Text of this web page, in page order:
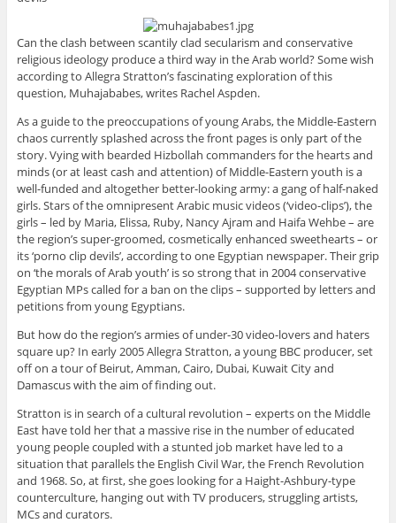
Can the clash between scantily clad secularism and conservative
religious ideology produce a third way in the Arab world? Some wish
according to Allegra Stratton’s fascinating exploration of this
question, Muhajababes, writes Rachel Aspden.
As a guide to the preoccupations of young Arabs, the Middle-Eastern
chaos currently splashed across the front pages is only part of the
story. Vying with bearded Hizbollah commanders for the hearts and
minds (or at least cash and attention) of Middle-Eastern youth is a
well-funded and altogether better-looking army: a gang of half-naked
girls. Stars of the omnipresent Arabic music videos (‘video-clips’), the
girls – led by Maria, Elissa, Ruby, Nancy Ajram and Haifa Wehbe – are
the region’s super-groomed, cosmetically enhanced sweethearts – or
its ‘porno clip devils’, according to one Egyptian newspaper. Their grip
on ‘the morals of Arab youth’ is so strong that in 2004 conservative
Egyptian MPs called for a ban on the clips – supported by letters and
petitions from young Egyptians.
But how do the region’s armies of under-30 video-lovers and haters
square up? In early 2005 Allegra Stratton, a young BBC producer, set
off on a tour of Beirut, Amman, Cairo, Dubai, Kuwait City and
Damascus with the aim of finding out.
Stratton is in search of a cultural revolution – experts on the Middle
East have told her that a massive rise in the number of educated
young people coupled with a stunted job market have led to a
situation that parallels the English Civil War, the French Revolution
and 1968. So, at first, she goes looking for a Haight-Ashbury-type
counterculture, hanging out with TV producers, struggling artists,
MCs and curators.